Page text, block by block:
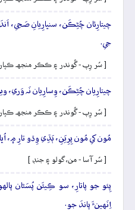
چيتارِئان چُڻِڪَن، سنڀارِيانِ صَحِي،
جي.
[ سُر رِپ - گُوندر ۽ ڪڪر منجهہ ڪپار
چيتارِيان چُڻِڪَن، وِسارِيان نَہ وَري،
[ سُر رِپ - گُوندر ۽ ڪڪر منجهہ ڪپار
مُون کي مُون پِرِيَنِ، ٻَڌِي وِڌو تارِ ۾،
[ سُر آسا - من، گولو ۽ جنڊ ]
پِئو جو پاتارِ، سو ڪِيئَن پُسَڻان
اِنَهِينءَ پاندَ جو.